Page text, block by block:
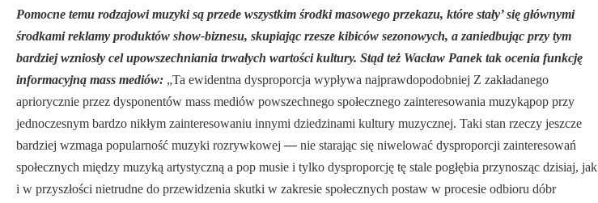
Pomocne temu rodzajowi muzyki są przede wszystkim środki masowego przekazu, które stały’ się głównymi
środkami reklamy produktów show-biznesu, skupiając rzesze kibiców sezonowych, a zaniedbując przy tym
bardziej wzniosły cel upowszechniania trwa­łych wartości kultury. Stąd też Wacław Panek tak ocenia funkcję
informacyjną mass mediów: „Ta ewidentna dysproporcja wypływa najprawdopodobniej Z zakładanego
apriorycznie przez dysponentów mass mediów powszechnego spo­łecznego zainteresowania muzykąpop przy
jednoczesnym bardzo nikłym zainte­resowaniu innymi dziedzinami kultury muzycznej. Taki stan rzeczy jeszcze
bar­dziej wzmaga popularność muzyki rozrywkowej — nie starając się niwelować dysproporcji zainteresowań
społecznych między muzyką artystyczną a pop musie i tylko dysproporcję tę stale pogłębia przynosząc dzisiaj, jak
i w przyszłości nie­trudne do przewidzenia skutki w zakresie społecznych postaw w procesie odbio­ru dóbr